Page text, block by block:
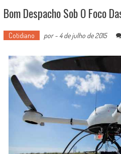
Bom Despacho Sob O Foco
Cotidiano por- 4 de julho de 2015